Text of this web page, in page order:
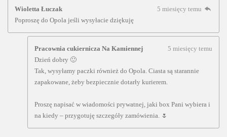
Wioletta Łuczak
5 miesięcy temu
Poproszę do Opola jeśli wysyłacie dziękuję
Pracownia cukiernicza Na Kamiennej
5 miesięcy temu
Dzień dobry 🙂
Tak, wysyłamy paczki również do Opola. Ciasta są starannie
zapakowane, żeby bezpiecznie dotarły kurierem.
Proszę napisać w wiadomości prywatnej, jaki box Pani wybiera i
na kiedy – przygotuję szczegóły zamówienia. 🌷